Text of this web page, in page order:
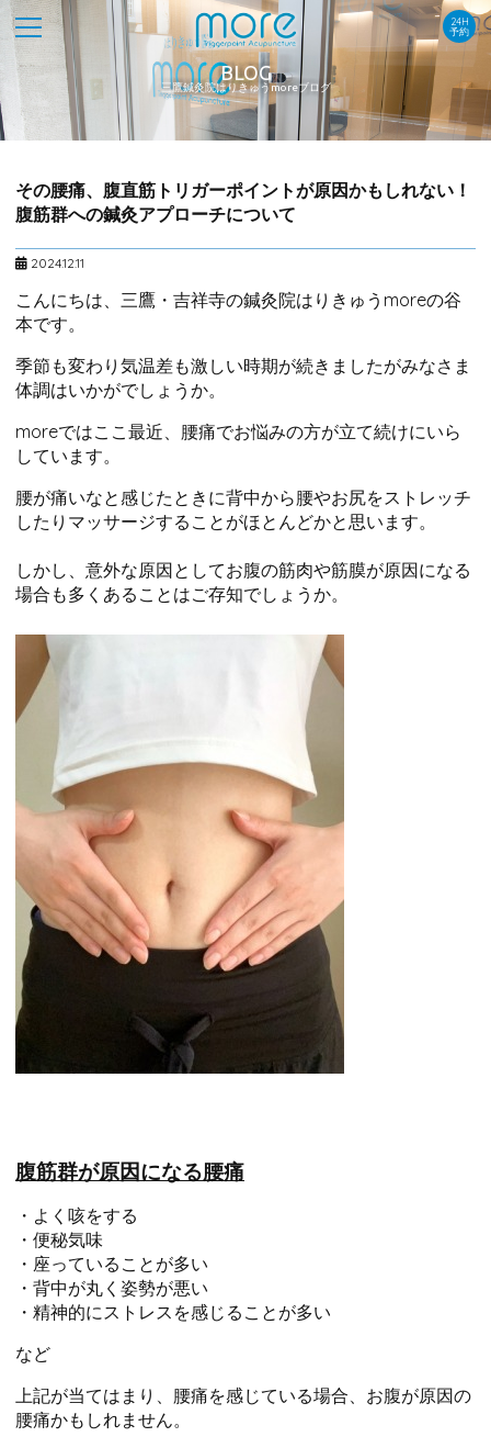
24H
予約
BLOG
三鷹鍼灸院はりきゅうmoreブログ
その腰痛、腹直筋トリガーポイントが原因かもしれない！
腹筋群への鍼灸アプローチについて
2024.12.11
こんにちは、三鷹・吉祥寺の鍼灸院はりきゅうmoreの谷
本です。
季節も変わり気温差も激しい時期が続きましたがみなさま
体調はいかがでしょうか。
moreではここ最近、腰痛でお悩みの方が立て続けにいら
しています。
腰が痛いなと感じたときに背中から腰やお尻をストレッチ
したりマッサージすることがほとんどかと思います。
しかし、意外な原因としてお腹の筋肉や筋膜が原因になる
場合も多くあることはご存知でしょうか。
腹筋群が原因になる腰痛
・よく咳をする
・便秘気味
・座っていることが多い
・背中が丸く姿勢が悪い
・精神的にストレスを感じることが多い
など
上記が当てはまり、腰痛を感じている場合、お腹が原因の
腰痛かもしれません。